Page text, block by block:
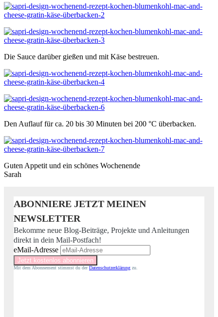
Die Sauce darüber gießen und mit Käse bestreuen.
Den Auflauf für ca. 20 bis 30 Minuten bei 200 °C überbacken.
Guten Appetit und ein schönes Wochenende
Sarah
ABONNIERE JETZT MEINEN
NEWSLETTER
Bekomme neue Blog-Beiträge, Projekte und Anleitungen
direkt in dein Mail-Postfach!
eMail-Adresse
Mit dem Abonnement stimmst du derDatenschutzerklärung zu.